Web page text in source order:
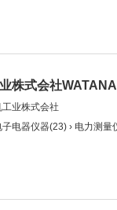
株式会社
业株式会社
子电器仪器(23) › 电力测量